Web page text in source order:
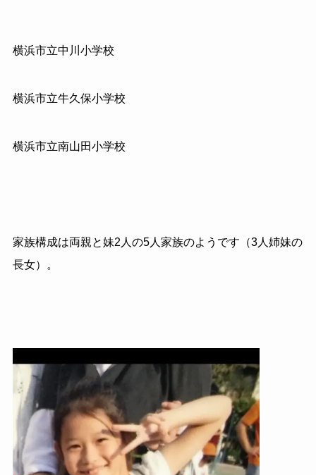
横浜市立中川小学校
横浜市立牛久保小学校
横浜市立南山田小学校
家族構成は両親と妹2人の5人家族のようです（3人姉妹の
長女）。